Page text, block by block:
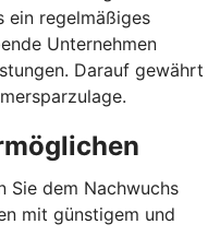
ein regelmäßiges
Unternehmen
Darauf gewährt
Sie dem Nachwuchs
mit günstigem und